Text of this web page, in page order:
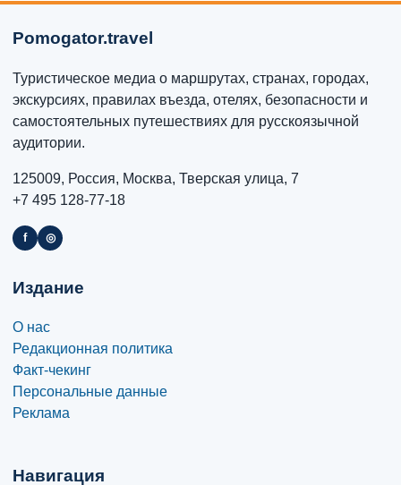
Pomogator.travel
Туристическое медиа о маршрутах, странах, городах,
экскурсиях, правилах въезда, отелях, безопасности и
самостоятельных путешествиях для русскоязычной
аудитории.
125009, Россия, Москва, Тверская улица, 7
+7 495 128-77-18
f ◎
Издание
О нас
Редакционная политика
Факт-чекинг
Персональные данные
Реклама
Навигация